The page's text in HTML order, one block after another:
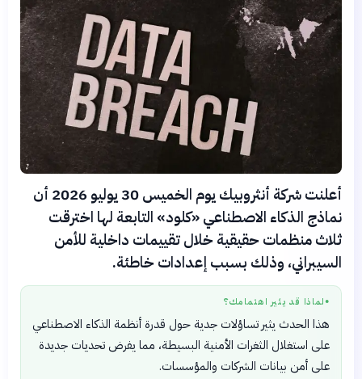
أعلنت شركة أنثروبيك يوم الخميس 30 يوليو 2026 أن
نماذج الذكاء الاصطناعي «كلود» التابعة لها اخترقت
ثلاث منظمات حقيقية خلال تقييمات داخلية للأمن
السيبراني، وذلك بسبب إعدادات خاطئة.
● لماذا قد يثير اهتمامك؟
هذا الحدث يثير تساؤلات جدية حول قدرة أنظمة الذكاء الاصطناعي
على استغلال الثغرات الأمنية البسيطة، مما يفرض تحديات جديدة
على أمن بيانات الشركات والمؤسسات.